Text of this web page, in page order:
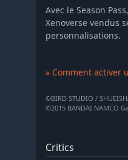
Avec le Season
Xenoverse vendus
personnalisations.
» Comment activer
©BIRD STUDIO /
©2015 BANDAI NAMCO
Critics